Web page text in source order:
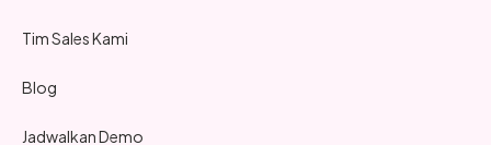
Tim Sales Kami
Blog
Jadwalkan Demo